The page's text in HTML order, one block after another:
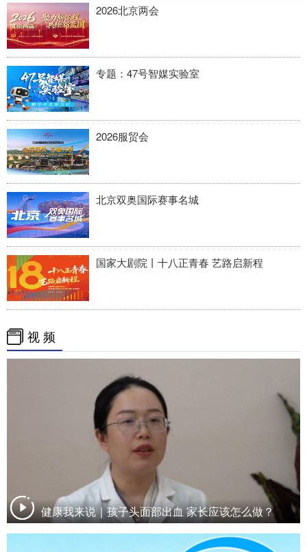
2026北京两会
专题：47号智媒实验室
2026服贸会
北京双奥国际赛事名城
国家大剧院丨十八正青春 艺路启新程
视 频
健康我来说｜孩子头面部出血 家长应该怎么做？